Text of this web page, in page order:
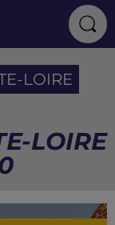
LOIRE
LOIRE